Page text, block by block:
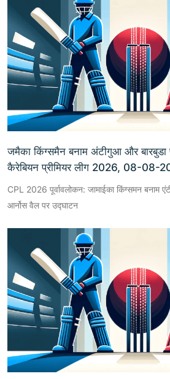
जमैका किंग्समैन बनाम अंटीगुआ और बारबुडा
कैरेबियन प्रीमियर लीग 2026, 08-08-
CPL 2026 पूर्वावलोकन: जामाईका किंग्समन बनाम
आर्नोस वैल पर उद्घाटन